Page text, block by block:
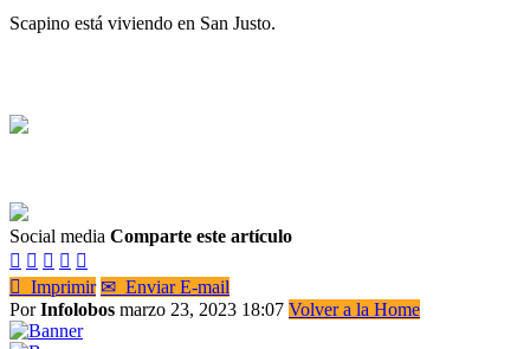
Scapino está viviendo en San Justo.
Social media Comparte este artículo
    
 Imprimir ✉ Enviar E-mail
PorInfolobos marzo 23, 2023 18:07 Volver a la Home